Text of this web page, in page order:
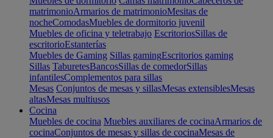
matrimonioArmarios de matrimonioMesitas de
nocheComodasMuebles de dormitorio juvenil
Muebles de oficina y teletrabajo EscritoriosSillas de
escritorioEstanterías
Muebles de Gaming Sillas gamingEscritorios gaming
Sillas TaburetesBancosSillas de comedorSillas
infantilesComplementos para sillas
Mesas Conjuntos de mesas y sillasMesas extensiblesMesas
altasMesas multiusos
Cocina
Muebles de cocina Muebles auxiliares de cocinaArmarios de
cocinaConjuntos de mesas y sillas de cocinaMesas de